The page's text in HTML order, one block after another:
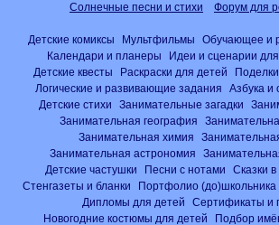
Солнечные песни и стихи
Форум для
Детские комиксы Мультфильмы
Обучающее и
Календари и планеры
Идеи и сценарии
Детские квесты
Раскраски для детей
Логические и развивающие задания
Азбука и
Детские стихи
Занимательные загадки
Занимательная география
Занимательная химия
Занимательная астрономия
Детские частушки
Песни с нотами
Сказки
Стенгазеты и бланки
Портфолио (до)школьника
Дипломы для детей
Сертификаты и
Новогодние костюмы для детей
Подбор